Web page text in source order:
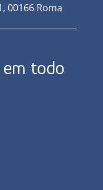
00166 Roma
em todo